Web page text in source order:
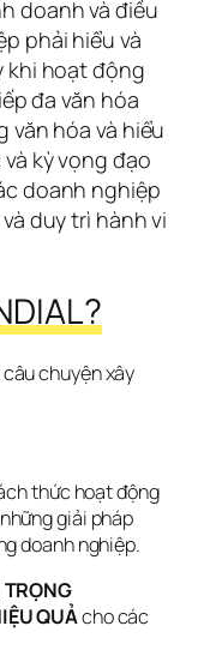
doanh và điều
phải hiểu và
khi hoạt động
đa văn hóa
văn hóa và hiểu
kỳ vọng đạo
doanh nghiệp
duy trì hành vi
chuyện xây
thức hoạt động
giải pháp
doanh nghiệp.
QUẢ cho các